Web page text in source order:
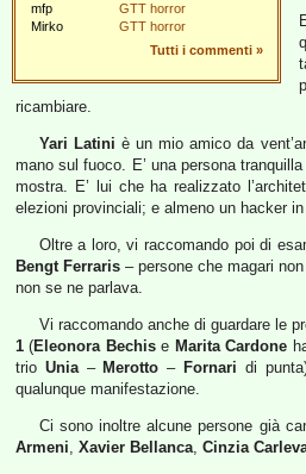
mfp
GTT horror
Mirko
GTT horror
Tutti i commenti »
ricambiare.
Yari Latini è un mio amico da
mano sul fuoco. E’ una persona
mostra. E’ lui che ha realizzato
elezioni provinciali; e almeno un hacker
Oltre a loro, vi raccomando poi di
Bengt Ferraris – persone che magari
non se ne parlava.
Vi raccomando anche di guardare le
1 (Eleonora Bechise Marita Cardone
trio Unia– Merotto – Fornari di
qualunque manifestazione.
Ci sono inoltre alcune persone già
Armeni, Xavier Bellanca, Cinzia